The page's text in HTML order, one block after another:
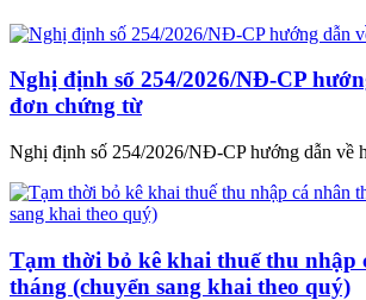
Nghị định số 254/2026/NĐ-CP
đơn chứng từ
Nghị định số 254/2026/NĐ-CP hướng dẫn về
Tạm thời bỏ kê khai thuế thu nhập
tháng (chuyển sang khai theo quý)